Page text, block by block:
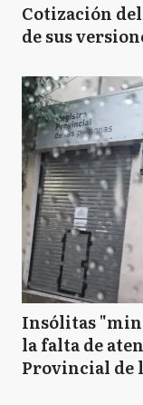
Cotización
de sus
Insólitas
la falta de
Provincial de